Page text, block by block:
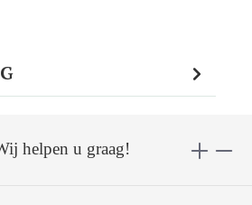
helpen u graag!